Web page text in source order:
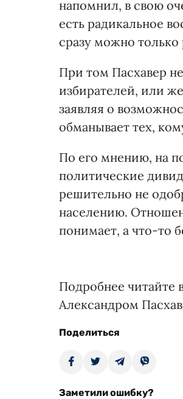
напомнил, в свою
есть радикальное
сразу можно только
При том Пасхавер
избирателей, или
заявляя о
обманывает тех,
По его мнению, на
политические
решительно не
населению.
понимает, а что-то
Подробнее читайте
Александром
Поделиться
Заметили ошибку?